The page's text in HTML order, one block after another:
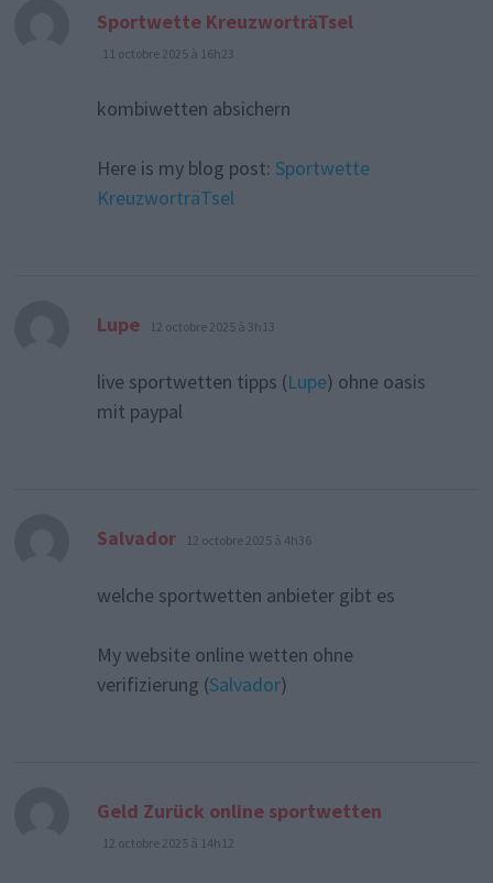
Sportwette KreuzworträTsel
11 octobre 2025 à 16h23
kombiwetten absichern
Here is my blog post: Sportwette
KreuzworträTsel
Lupe dit :
12 octobre 2025 à 3h13
live sportwetten tipps (Lupe) ohne oasis
mit paypal
Salvador dit :
12 octobre 2025 à 4h36
welche sportwetten anbieter gibt es
My website online wetten ohne
verifizierung (Salvador)
Geld Zurück online sportwetten
12 octobre 2025 à 14h12